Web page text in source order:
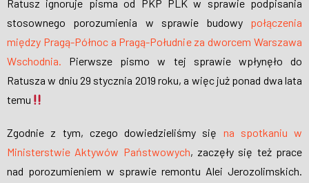
Ratusz ignoruje pisma od PKP PLK w sprawie podpisania
stosownego porozumienia w sprawie budowy połączenia
między Pragą-Północ a Pragą-Południe za dworcem Warszawa
Wschodnia. Pierwsze pismo w tej sprawie wpłynęło do
Ratusza w dniu 29 stycznia 2019 roku, a więc już ponad dwa lata
temu
Zgodnie z tym, czego dowiedzieliśmy się na spotkaniu w
Ministerstwie Aktywów Państwowych, zaczęły się też prace
nad porozumieniem w sprawie remontu Alei Jerozolimskich.